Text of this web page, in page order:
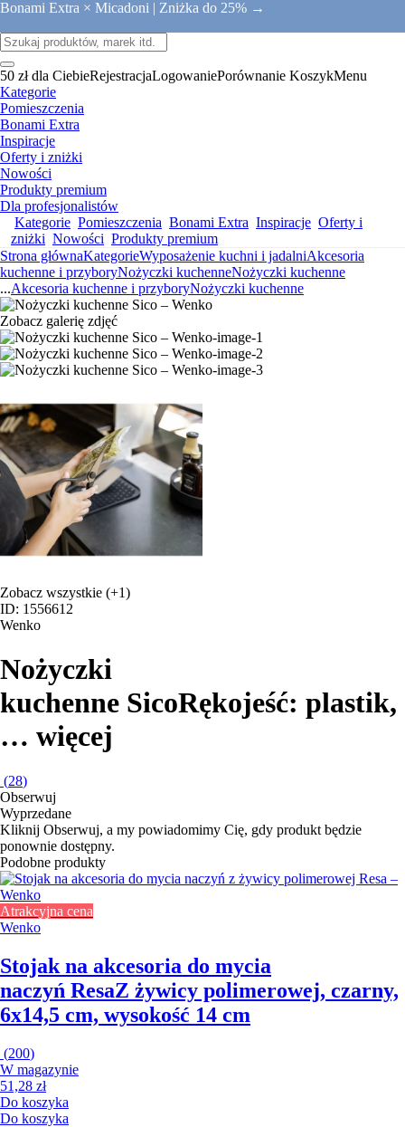
Bonami Extra × Micadoni | Zniżka do 25% →
50 zł dla CiebieRejestracjaLogowaniePorównanie KoszykMenu
Kategorie
Pomieszczenia
Bonami Extra
Inspiracje
Oferty i zniżki
Nowości
Produkty premium
Dla profesjonalistów
Kategorie Pomieszczenia Bonami Extra Inspiracje Oferty i
zniżki Nowości Produkty premium
Strona głównaKategorieWyposażenie kuchni i jadalniAkcesoria
kuchenne i przyboryNożyczki kuchenneNożyczki kuchenne
...Akcesoria kuchenne i przyboryNożyczki kuchenne
Zobacz galerię zdjęć
Zobacz wszystkie (+1)
ID: 1556612
Wenko
Nożyczki
kuchenne SicoRękojeść: plastik,
… więcej
(28)
Obserwuj
Wyprzedane
Kliknij Obserwuj, a my powiadomimy Cię, gdy produkt będzie
ponownie dostępny.
Podobne produkty
Atrakcyjna cena
Wenko
Stojak na akcesoria do mycia
naczyń ResaZ żywicy polimerowej, czarny,
6x14,5 cm, wysokość 14 cm
(200)
W magazynie
51,28 zł
Do koszyka
Do koszyka